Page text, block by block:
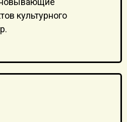
культурного